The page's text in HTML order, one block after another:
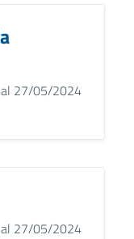
al 27/05/2024
al 27/05/2024